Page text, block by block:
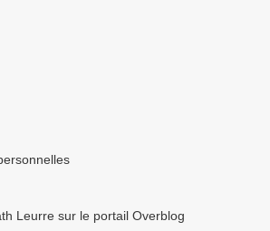
Leurre sur le portail Overblog